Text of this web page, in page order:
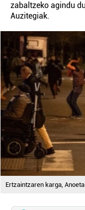
zabaltzeko agindu
Auzitegiak.
Ertzaintzaren karga,